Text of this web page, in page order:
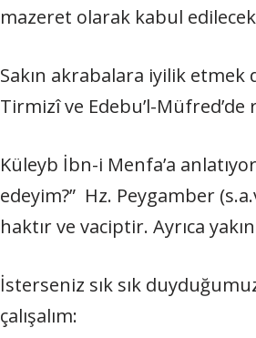
mazeret olarak kabul
Sakın akrabalara iyilik etmek
Tirmizî ve Edebu’l-
Küleyb İbn-i Menfa’a
edeyim?” Hz. Peygamber
haktır ve vaciptir. Ayrıca
İsterseniz sık sık
çalışalım: